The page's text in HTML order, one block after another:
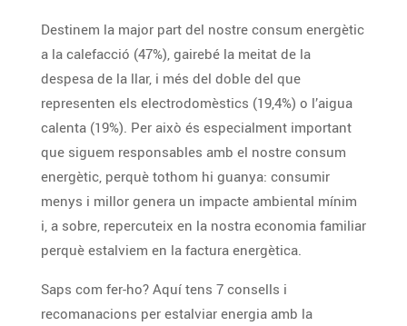
Destinem la major part del nostre consum energètic
a la calefacció (47%), gairebé la meitat de la
despesa de la llar, i més del doble del que
representen els electrodomèstics (19,4%) o l’aigua
calenta (19%). Per això és especialment important
que siguem responsables amb el nostre consum
energètic, perquè tothom hi guanya: consumir
menys i millor genera un impacte ambiental mínim
i, a sobre, repercuteix en la nostra economia familiar
perquè estalviem en la factura energètica.
Saps com fer-ho? Aquí tens 7 consells i
recomanacions per estalviar energia amb la